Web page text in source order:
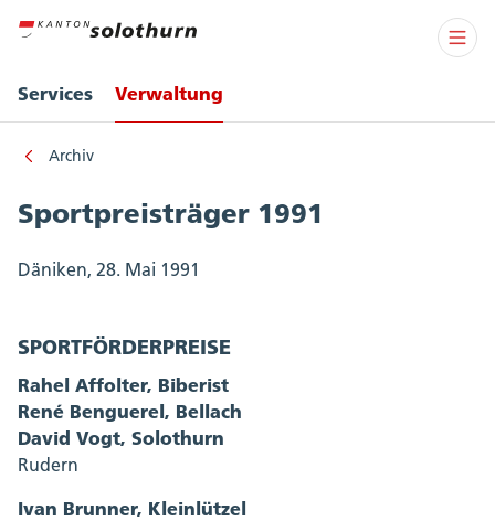
Services Verwaltung
Archiv
Sportpreisträger 1991
Däniken, 28. Mai 1991
SPORTFÖRDERPREISE
Rahel Affolter, Biberist
René Benguerel, Bellach
David Vogt, Solothurn
Rudern
Ivan Brunner, Kleinlützel